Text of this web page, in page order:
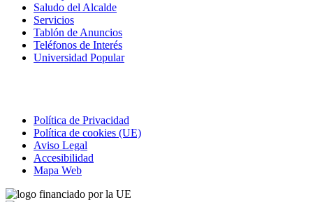
Saludo del Alcalde
Servicios
Tablón de Anuncios
Teléfonos de Interés
Universidad Popular
Política de Privacidad
Política de cookies (UE)
Aviso Legal
Accesibilidad
Mapa Web